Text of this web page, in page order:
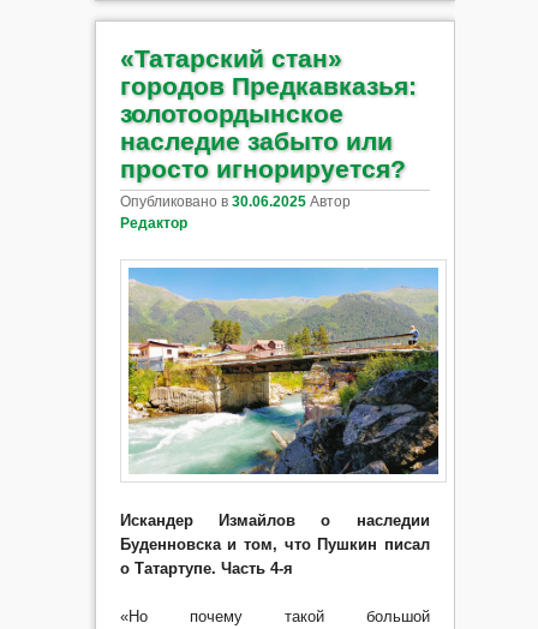
«Татарский стан»
городов Предкавказья:
золотоордынское
наследие забыто или
просто игнорируется?
Опубликовано в 30.06.2025 Автор
Редактор
Искандер Измайлов о наследии
Буденновска и том, что Пушкин писал
о Татартупе. Часть 4-я
«Но почему такой большой